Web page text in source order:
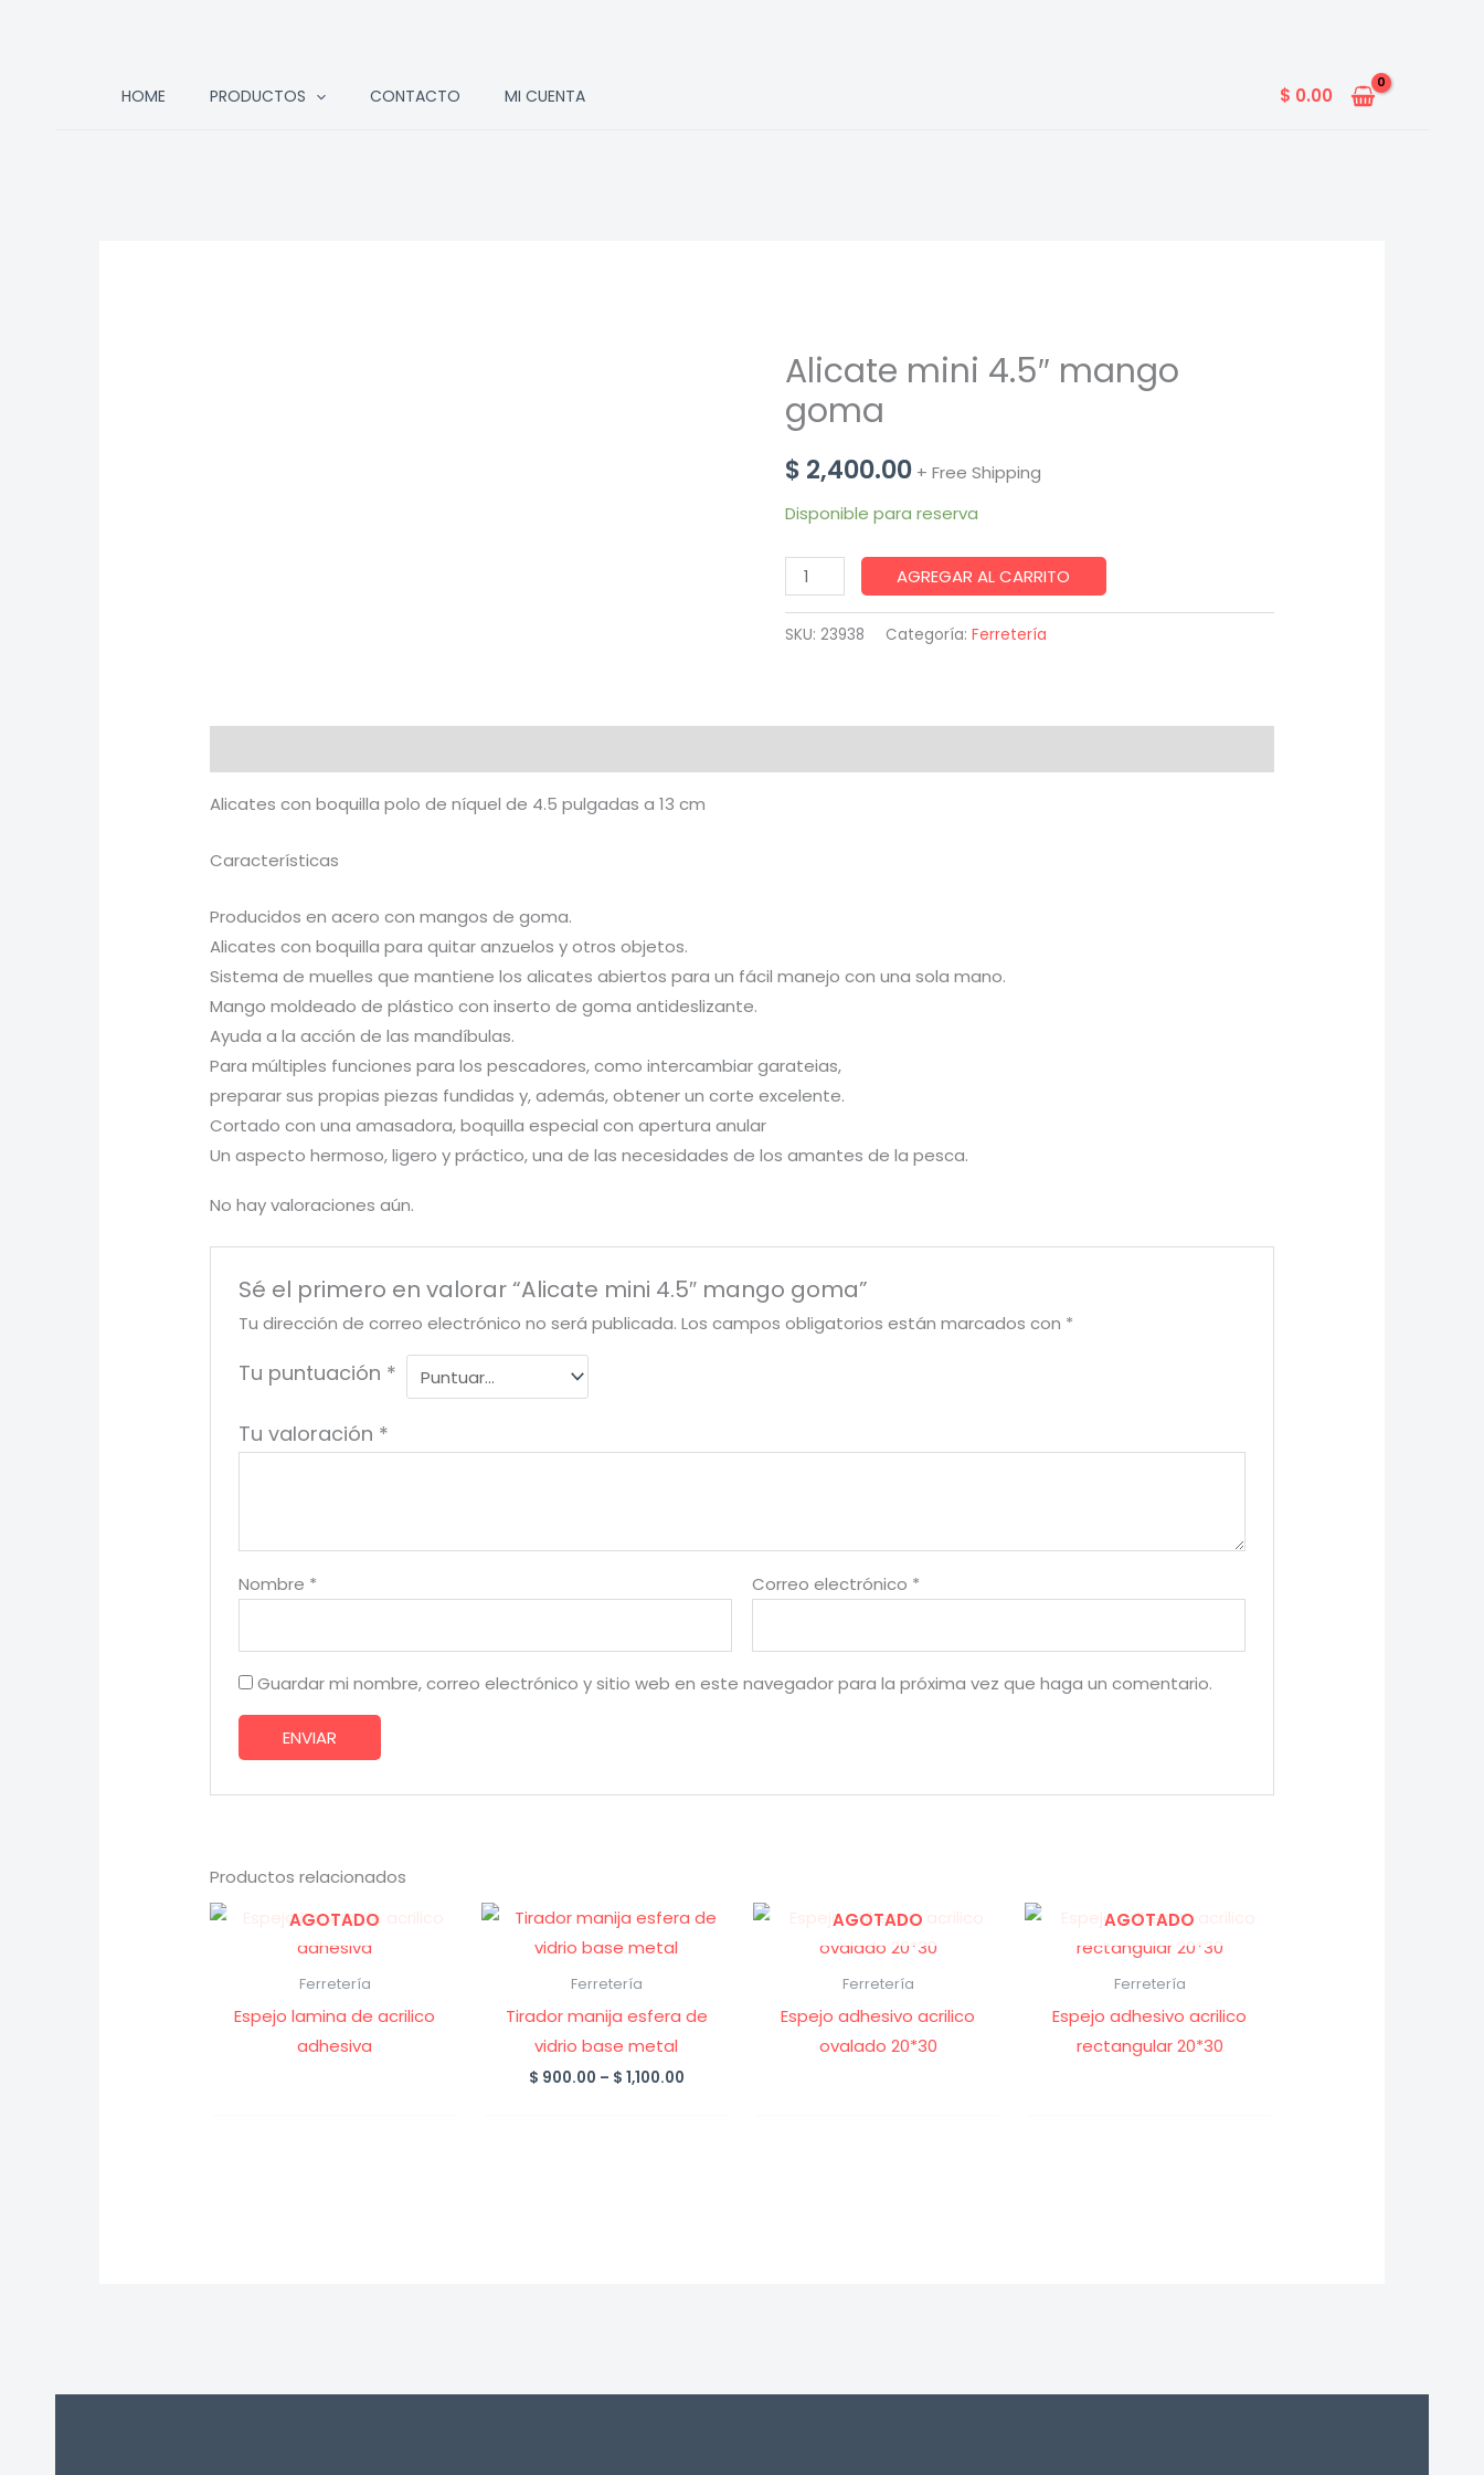
HOME PRODUCTOS CONTACTO MI CUENTA $ 0.00
Alicate mini 4.5″ mango
goma
$ 2,400.00 + Free Shipping
Disponible para reserva
Alicate
mini
4.5"
AGREGAR AL CARRITO
SKU: 23938 Categoría: Ferretería
Alicates con boquilla polo de níquel de 4.5 pulgadas a 13 cm
Características
Producidos en acero con mangos de goma.
Alicates con boquilla para quitar anzuelos y otros objetos.
Sistema de muelles que mantiene los alicates abiertos para un fácil manejo con una sola mano.
Mango moldeado de plástico con inserto de goma antideslizante.
Ayuda a la acción de las mandíbulas.
Para múltiples funciones para los pescadores, como intercambiar garateias,
preparar sus propias piezas fundidas y, además, obtener un corte excelente.
Cortado con una amasadora, boquilla especial con apertura anular
Un aspecto hermoso, ligero y práctico, una de las necesidades de los amantes de la pesca.
No hay valoraciones aún.
Sé el primero en valorar “Alicate mini 4.5″ mango goma”
Tu dirección de correo electrónico no será publicada. Los campos obligatorios están marcados con *
Tu puntuación *
Tu valoración *
Nombre * Correo electrónico *
Guardar mi nombre, correo electrónico y sitio web en este navegador para la próxima vez que haga un comentario.
Productos relacionados
AGOTADO
Ferretería
Espejo lamina de acrilico
adhesiva
Ferretería
Tirador manija esfera de
vidrio base metal
$ 900.00 – $ 1,100.00Price
AGOTADO
Ferretería
Espejo adhesivo acrilico
ovalado 20*30
AGOTADO
Ferretería
Espejo adhesivo acrilico
rectangular 20*30